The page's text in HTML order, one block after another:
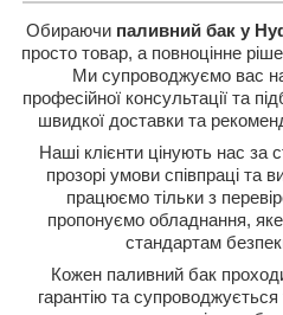
Обираючи паливний бак у
просто товар, а повноцінне
Ми супроводжуємо вас
професійної консультації та
швидкої доставки та
Наші клієнти цінують нас за
прозорі умови співпраці та
працюємо тільки з
пропонуємо обладнання,
стандартам
Кожен паливний бак
гарантію та